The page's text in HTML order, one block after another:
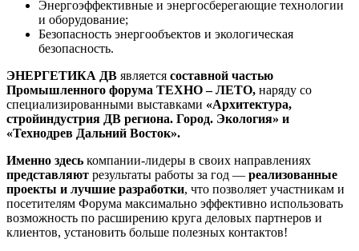
Энергоэффективные и энергосберегающие технологии
и оборудование;
Безопасность энергообъектов и экологическая
безопасность.
ЭНЕРГЕТИКА ДВ является составной частью
Промышленного форума ТЕХНО – ЛЕТО, наряду со
специализированными выставками «Архитектура,
стройиндустрия ДВ региона. Город. Экология» и
«Технодрев Дальний Восток».
Именно здесь компании-лидеры в своих направлениях
представляют результаты работы за год — реализованные
проекты и лучшие разработки, что позволяет участникам и
посетителям Форума максимально эффективно использовать
возможность по расширению круга деловых партнеров и
клиентов, установить больше полезных контактов!